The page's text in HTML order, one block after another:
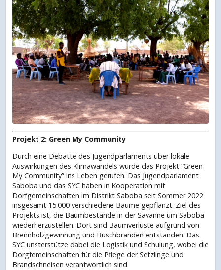
Projekt 2: Green My Community
Durch eine Debatte des Jugendparlaments über lokale
Auswirkungen des Klimawandels wurde das Projekt “Green
My Community” ins Leben gerufen. Das Jugendparlament
Saboba und das SYC haben in Kooperation mit
Dorfgemeinschaften im Distrikt Saboba seit Sommer 2022
insgesamt 15.000 verschiedene Bäume gepflanzt. Ziel des
Projekts ist, die Baumbestände in der Savanne um Saboba
wiederherzustellen. Dort sind Baumverluste aufgrund von
Brennholzgewinnung und Buschbränden entstanden. Das
SYC unsterstütze dabei die Logistik und Schulung, wobei die
Dorgfemeinschaften für die Pflege der Setzlinge und
Brandschneisen verantwortlich sind.